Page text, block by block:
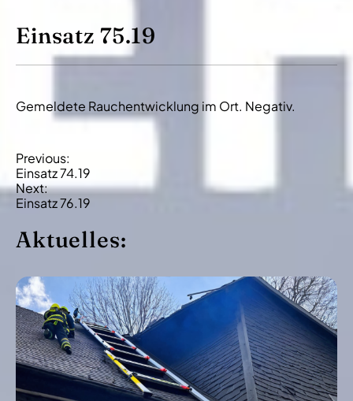
Einsatz 75.19
Gemeldete Rauchentwicklung im Ort. Negativ.
B
e
i
t
r
g
s
-
N
Previous:
Einsatz 74.19
Next:
Einsatz 76.19
Aktuelles: